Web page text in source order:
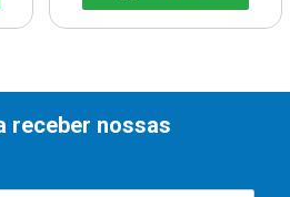
receber nossas